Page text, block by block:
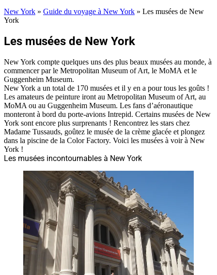
New York » Guide du voyage à New York » Les musées de New
York
Les musées de New York
New York compte quelques uns des plus beaux musées au monde, à
commencer par le Metropolitan Museum of Art, le MoMA et le
Guggenheim Museum.
New York a un total de 170 musées et il y en a pour tous les goûts !
Les amateurs de peinture iront au Metropolitan Museum of Art, au
MoMA ou au Guggenheim Museum. Les fans d’aéronautique
monteront à bord du porte-avions Intrepid. Certains musées de New
York sont encore plus surprenants ! Rencontrez les stars chez
Madame Tussauds, goûtez le musée de la crème glacée et plongez
dans la piscine de la Color Factory. Voici les musées à voir à New
York !
Les musées incontournables à New York